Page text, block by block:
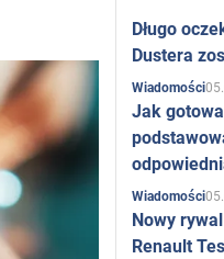
Długo
Dustera
Wiadomości
Jak
Wiadomości
Nowy
Renault